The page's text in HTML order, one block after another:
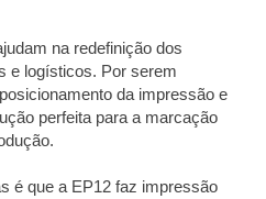
na redefinição dos
e logísticos. Por serem
da impressão e
perfeita para a marcação
é que a EP12 faz impressão